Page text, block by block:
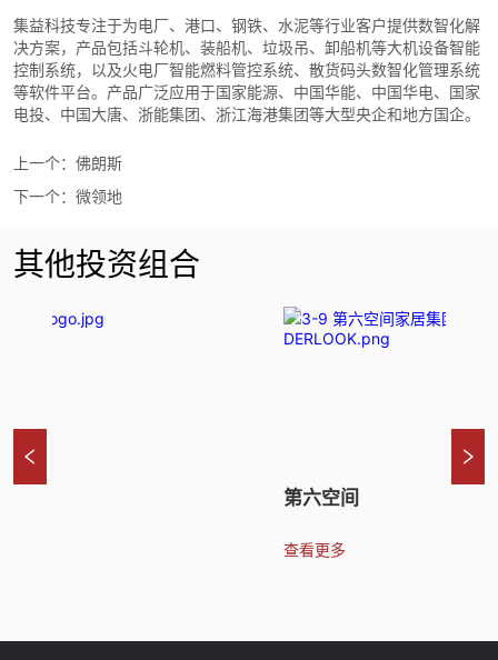
集益科技专注于为电厂、港口、钢铁、水泥等行业客户提供数智化解
决方案，产品包括斗轮机、装船机、垃圾吊、卸船机等大机设备智能
控制系统，以及火电厂智能燃料管控系统、散货码头数智化管理系统
等软件平台。产品广泛应用于国家能源、中国华能、中国华电、国家
电投、中国大唐、浙能集团、浙江海港集团等大型央企和地方国企。
上一个：佛朗斯
下一个：微领地
其他投资组合
第六空间
查看更多